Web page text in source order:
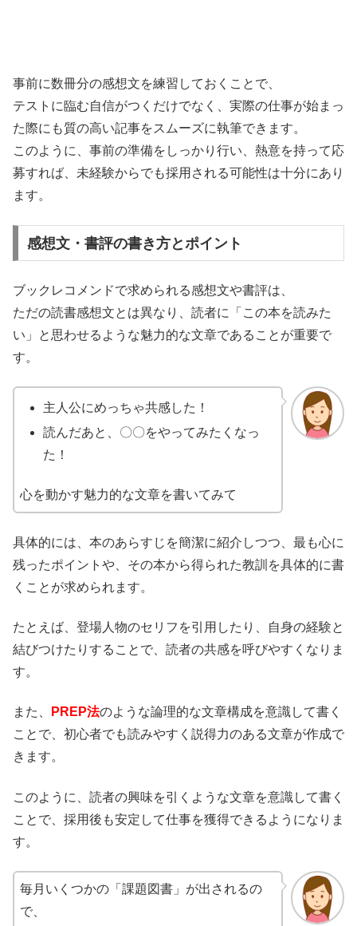
事前に数冊分の感想文を練習しておくことで、
テストに臨む自信がつくだけでなく、実際の仕事が始まっ
た際にも質の高い記事をスムーズに執筆できます。
このように、事前の準備をしっかり行い、熱意を持って応
募すれば、未経験からでも採用される可能性は十分にあり
ます。
感想文・書評の書き方とポイント
ブックレコメンドで求められる感想文や書評は、
ただの読書感想文とは異なり、読者に「この本を読みた
い」と思わせるような魅力的な文章であることが重要で
す。
主人公にめっちゃ共感した！
読んだあと、〇〇をやってみたくなっ
た！
心を動かす魅力的な文章を書いてみて
具体的には、本のあらすじを簡潔に紹介しつつ、最も心に
残ったポイントや、その本から得られた教訓を具体的に書
くことが求められます。
たとえば、登場人物のセリフを引用したり、自身の経験と
結びつけたりすることで、読者の共感を呼びやすくなりま
す。
また、 PREP法のような論理的な文章構成を意識して書く
ことで、初心者でも読みやすく説得力のある文章が作成で
きます。
このように、読者の興味を引くような文章を意識して書く
ことで、採用後も安定して仕事を獲得できるようになりま
す。
毎月いくつかの「課題図書」が出されるの
で、